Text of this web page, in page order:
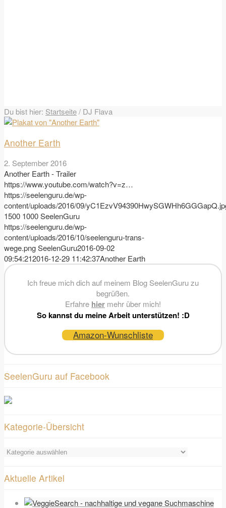
Du bist hier: Startseite/ DJ Flava
Another Earth
2. September 2016
Another Earth - Trailer
https://www.youtube.com/watch?v=z…
https://seelenguru.de/wp-
content/uploads/2016/09/
1500 1000SeelenGuru
https://seelenguru.de/wp-
content/uploads/2016/10/seelenguru-trans-
wege.pngSeelenGuru2016-09-02
09:54:212016-12-29 11:42:37Another Earth
Ich freue mich dich auf meinem Blog SeelenGuru zu
begrüßen.
Erfahre hier mehr über mich!
So kannst du meine Arbeit unterstützen! :D
Amazon-Wunschliste
SeelenGuru auf Facebook
Kategorie-Übersicht
Kategorie-
Aktuelle Artikel